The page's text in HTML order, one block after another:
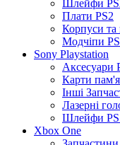
Шлейфи
Плати PS2
Корпуси та
Модчіпи
Sony Playstation
Аксесуари
Карти
Інші
Лазерні
Шлейфи
Xbox One